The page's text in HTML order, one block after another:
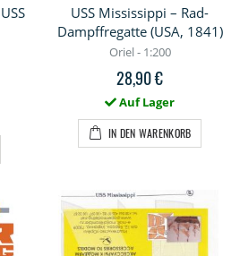
USS Mississippi – Rad-
Dampffregatte (USA, 1841)
Oriel - 1:200
28,90 €
Auf Lager
IN DEN WARENKORB